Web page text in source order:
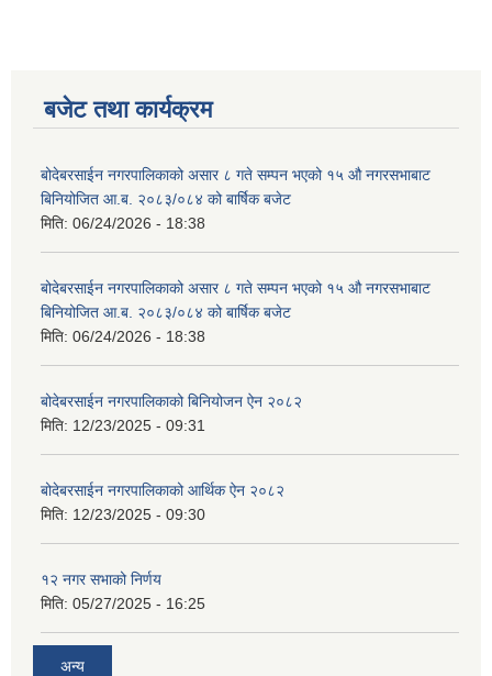
बजेट तथा कार्यक्रम
बोदेबरसाईन नगरपालिकाको असार ८ गते सम्पन भएको १५ ‍‍‍औ नगरसभाबाट
बिनियोजित आ.ब. २०८३/०८४ को बार्षिक बजेट
मिति: 06/24/2026 - 18:38
बोदेबरसाईन नगरपालिकाको असार ८ गते सम्पन भएको १५ ‍‍‍औ नगरसभाबाट
बिनियोजित आ.ब. २०८३/०८४ को बार्षिक बजेट
मिति: 06/24/2026 - 18:38
बोदेबरसाईन नगरपालिकाको बिनियोजन ऐन २०८२
मिति: 12/23/2025 - 09:31
बोदेबरसाईन नगरपालिकाको आर्थिक ऐन २०८२
मिति: 12/23/2025 - 09:30
१२ नगर सभाको निर्णय
मिति: 05/27/2025 - 16:25
अन्य